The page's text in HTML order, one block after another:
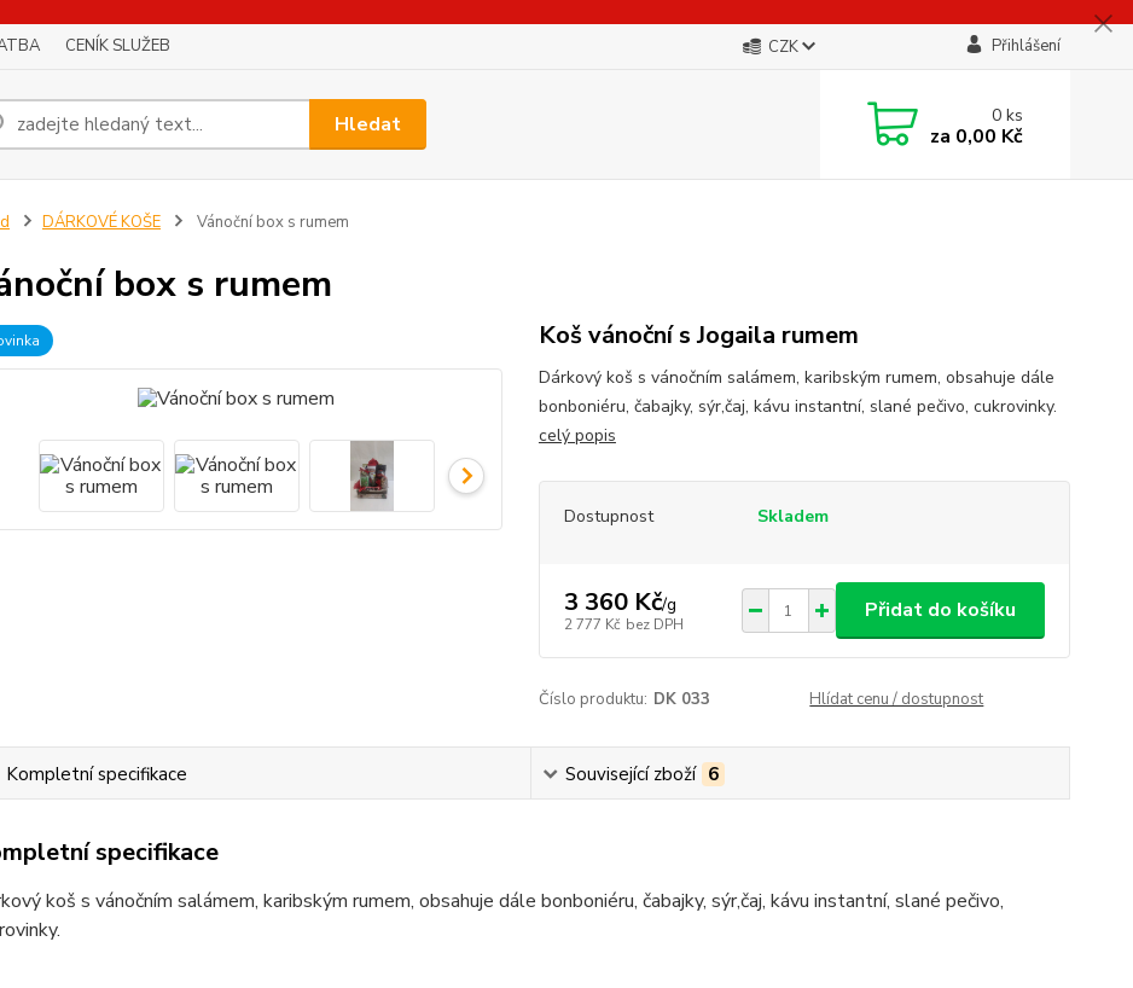
CENÍK SLUŽEB CZK Přihlášení
Hledat 0ks
za 0,00 Kč
DÁRKOVÉ KOŠE Vánoční box s rumem
box s rumem
Koš vánoční s Jogaila rumem
Dárkový koš s vánočním salámem, karibským rumem, obsahuje dále
bonboniéru, čabajky, sýr,čaj, kávu instantní, slané pečivo, cukrovinky.
celý popis
Dostupnost Skladem
3 360 Kč/g
2 777 Kč bez DPH
Přidat do košíku
Číslo produktu: DK 033 Hlídat cenu / dostupnost
Kompletní specifikace Související zboží 6
specifikace
koš s vánočním salámem, karibským rumem, obsahuje dále bonboniéru, čabajky, sýr,čaj, kávu instantní, slané pečivo,